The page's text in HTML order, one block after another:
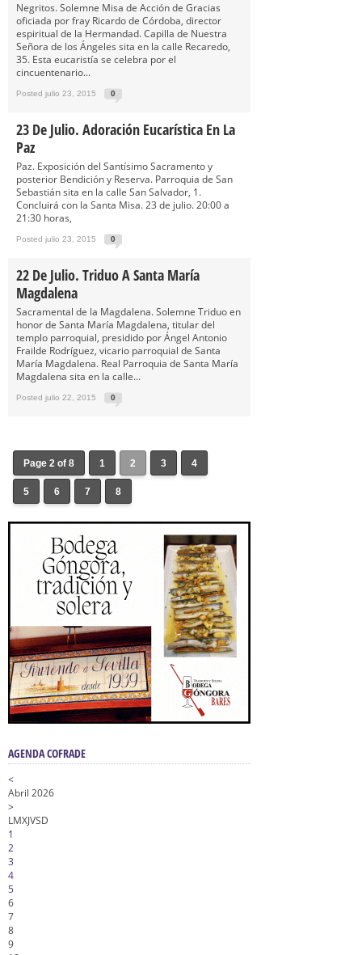
Negritos. Solemne Misa de Acción de Gracias
oficiada por fray Ricardo de Córdoba, director
espiritual de la Hermandad. Capilla de Nuestra
Señora de los Ángeles sita en la calle Recaredo,
35. Esta eucaristía se celebra por el
cincuentenario...
Posted julio 23, 2015 0
23 De Julio. Adoración Eucarística En La
Paz
Paz. Exposición del Santísimo Sacramento y
posterior Bendición y Reserva. Parroquia de San
Sebastián sita en la calle San Salvador, 1.
Concluirá con la Santa Misa. 23 de julio. 20:00 a
21:30 horas,
Posted julio 23, 2015 0
22 De Julio. Triduo A Santa María
Magdalena
Sacramental de la Magdalena. Solemne Triduo en
honor de Santa María Magdalena, titular del
templo parroquial, presidido por Ángel Antonio
Frailde Rodríguez, vicario parroquial de Santa
María Magdalena. Real Parroquia de Santa María
Magdalena sita en la calle...
Posted julio 22, 2015 0
Page 2 of 8 1 2 3 4
5 6 7 8
AGENDA COFRADE
<
Abril 2026
>
LMXJVSD
1
2
3
4
5
6
7
8
9